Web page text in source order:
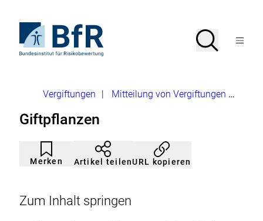
Seiteninhalt
springenStartseite
von
Suche
SucheMenü
Brotkrumennavigation
Vergiftungen Mitteilung von Vergiftungen
Giftpflanzen
Merken
Artikel
nicht
gemerkt
Durch
Klicken
der
Artikel teilenURL kopieren
Zum Inhalt springen